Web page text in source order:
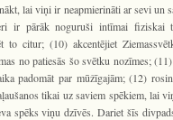
lai viņi ir neapmierināti ar sevi un
ir pārāk noguruši intīmai
to citur; (10) akcentējiet
no patiesās šo svētku nozīmes;
padomāt par mūžīgajām; (12)
tikai uz saviem spēkiem, lai
spēks viņu dzīvēs. Dariet šīs